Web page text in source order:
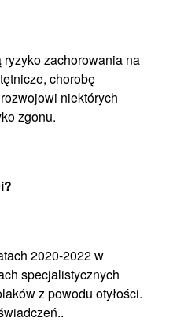
zachorowania na
chorobę
niektórych
zgonu.
2020-2022 w
specjalistycznych
z powodu otyłości.